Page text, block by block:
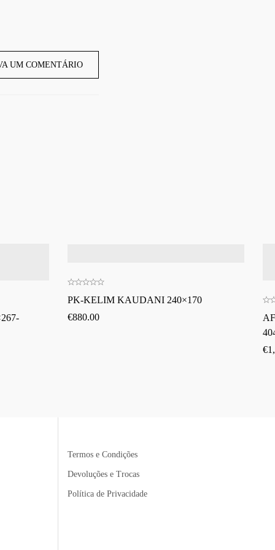
UM COMENTÁRIO
PK-KELIM KAUDANI 240×170
€880.00
€
Termos e Condições
Devoluções e Trocas
Política de Privacidade